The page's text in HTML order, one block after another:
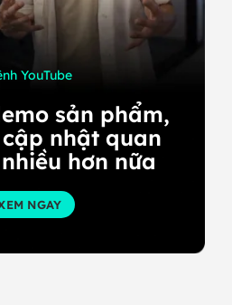
YouTube
sản phẩm,
nhật quan
hơn nữa
NGAY